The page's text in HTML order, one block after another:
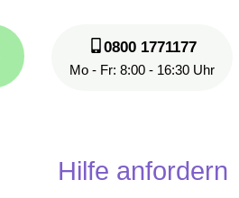
0800 1771177
Mo - Fr: 8:00 - 16:30 Uhr
Hilfe anfordern